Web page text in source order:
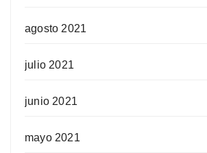
agosto 2021
julio 2021
junio 2021
mayo 2021